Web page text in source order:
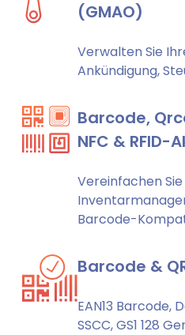
(GMAO)
Verwalten Sie
Ankündigung,
Barcode,
NFC & RFID-
Vereinfachen
Barcode-
Barcode &
EAN13 Barcode,
SSCC, GS1 128